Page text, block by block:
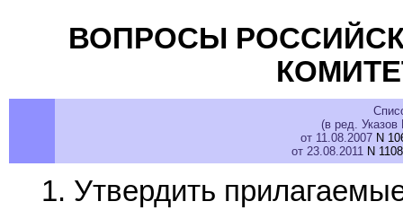
ВОПРОСЫ
(в ред.
от 11.08.2007 N
от 23.08.2011 N 1108
1. Утвердить